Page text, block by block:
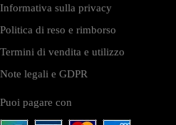
Informativa sulla privacy
Politica di reso e rimborso
Termini di vendita e utilizzo
Note legali e GDPR
Puoi pagare con